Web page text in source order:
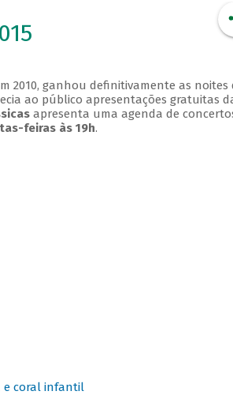
2010, ganhou definitivamente as noites
ao público apresentações gratuitas
apresenta uma agenda de
feiras às 19h.
e coral infantil